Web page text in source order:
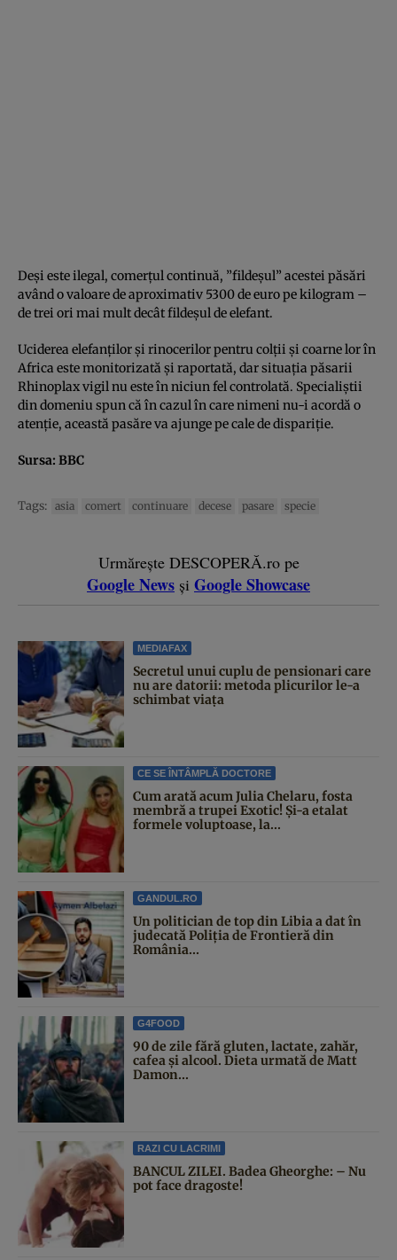
Deşi este ilegal, comerţul continuă, ”fildeşul” acestei păsări
având o valoare de aproximativ 5300 de euro pe kilogram –
de trei ori mai mult decât fildeşul de elefant.
Uciderea elefanţilor şi rinocerilor pentru colţii şi coarne lor în
Africa este monitorizată şi raportată, dar situaţia păsarii
Rhinoplax vigil nu este în niciun fel controlată. Specialiştii
din domeniu spun că în cazul în care nimeni nu-i acordă o
atenţie, această pasăre va ajunge pe cale de dispariţie.
Sursa: BBC
Tags: asia comert continuare decese pasare specie
Urmărește DESCOPERĂ.ro pe
Google News și Google Showcase
MEDIAFAX
Secretul unui cuplu de pensionari care
nu are datorii: metoda plicurilor le-a
schimbat viața
CE SE ÎNTÂMPLĂ DOCTORE
Cum arată acum Julia Chelaru, fosta
membră a trupei Exotic! Și-a etalat
formele voluptoase, la...
GANDUL.RO
Un politician de top din Libia a dat în
judecată Poliția de Frontieră din
România...
G4FOOD
90 de zile fără gluten, lactate, zahăr,
cafea și alcool. Dieta urmată de Matt
Damon...
RAZI CU LACRIMI
BANCUL ZILEI. Badea Gheorghe: – Nu
pot face dragoste!